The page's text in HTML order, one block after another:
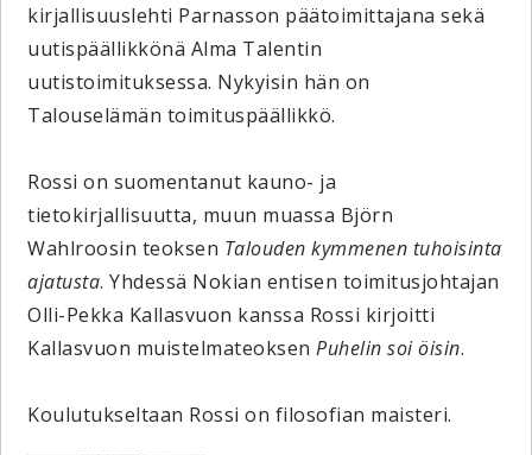
kirjallisuuslehti Parnasson päätoimittajana sekä
uutispäällikkönä Alma Talentin
uutistoimituksessa. Nykyisin hän on
Talouselämän toimituspäällikkö.
Rossi on suomentanut kauno- ja
tietokirjallisuutta, muun muassa Björn
Wahlroosin teoksen Talouden kymmenen tuhoisinta
ajatusta. Yhdessä Nokian entisen toimitusjohtajan
Olli-Pekka Kallasvuon kanssa Rossi kirjoitti
Kallasvuon muistelmateoksenPuhelin soi öisin.
Koulutukseltaan Rossi on filosofian maisteri.